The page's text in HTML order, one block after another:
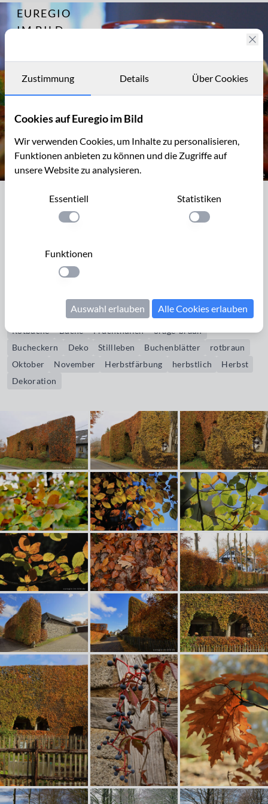
EUREGIO
IM BILD
Archiv
Kontakt
Archiv
8393
Oder?
Herbstliches Stillleben mit Kerze
Bildrechte erwerben
November Alles Buche. Oder?
Rotbuche Buche Fruchthüllen
orage-braun
Bucheckern
Deko Stillleben Buchenblätter
rotbraun
Oktober
November Herbstfärbung herbstlich
Herbst
Dekoration
Zustimmung Details Über Cookies
Cookies auf Euregio im Bild
Wir verwenden Cookies, um Inhalte zu personalisieren,
Funktionen anbieten zu können und die Zugriffe auf
unsere Website zu analysieren.
Essentiell
Einstellung anwenden
Statistiken
Einstellung
Funktionen
Einstellung anwenden
Auswahl erlauben Alle Cookies erlauben